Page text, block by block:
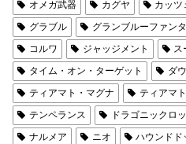
オメガ武器 カグヤ カッツ
グラブル
グランブルーファン
コルワ
ジャッジメント ス
タイム・オン・ターゲット
ダ
ティアマト・マグナ
ティアマ
テンペランス
ドラゴニックロ
ナルメア
ニオ ハウンドド